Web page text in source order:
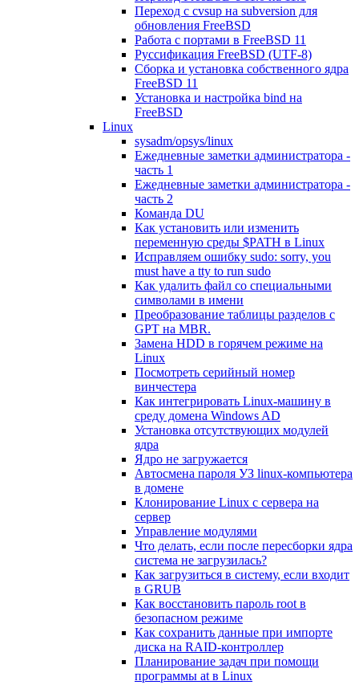
Переход с cvsup на subversion для
обновления FreeBSD
Работа с портами в FreeBSD 11
Руссификация FreeBSD (UTF-8)
Сборка и установка собственного ядра
FreeBSD 11
Установка и настройка bind на
FreeBSD
Linux
sysadm/opsys/linux
Ежедневные заметки администратора -
часть 1
Ежедневные заметки администратора -
часть 2
Команда DU
Как установить или изменить
переменную среды $PATH в Linux
Исправляем ошибку sudo: sorry, you
must have a tty to run sudo
Как удалить файл со специальными
символами в имени
Преобразование таблицы разделов с
GPT на MBR.
Замена HDD в горячем режиме на
Linux
Посмотреть серийный номер
винчестера
Как интегрировать Linux-машину в
среду домена Windows AD
Установка отсутствующих модулей
ядра
Ядро не загружается
Автосмена пароля УЗ linux-компьютера
в домене
Клонирование Linux с сервера на
сервер
Управление модулями
Что делать, если после пересборки ядра
система не загрузилась?
Как загрузиться в систему, если входит
в GRUB
Как восстановить пароль root в
безопасном режиме
Как сохранить данные при импорте
диска на RAID-контроллер
Планирование задач при помощи
программы at в Linux